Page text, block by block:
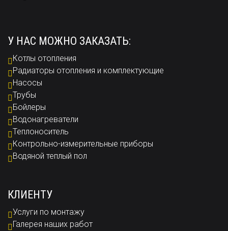
У НАС МОЖНО ЗАКАЗАТЬ:
Котлы отопления
Радиаторы отопления и комплектующие
Насосы
Трубы
Бойлеры
Водонагреватели
Теплоноситель
Контрольно-измерительные приборы
Водяной теплый пол
КЛИЕНТУ
Услуги по монтажу
Галерея наших работ